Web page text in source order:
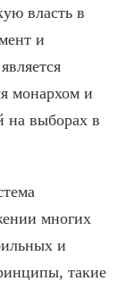
власть в
и
монархом и
на выборах в
многих
и
такие